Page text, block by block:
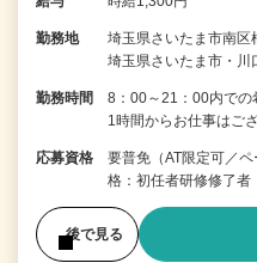
勤務地
埼玉県さいたま市南
埼玉県さいたま市・川
勤務時間
8：00～21：00内で
1時間からお仕事はご
応募資格
要普免（AT限定可／
格：初任者研修修了者
後で見る